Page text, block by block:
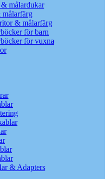
målardukar
& målarfärg
för barn
för vuxna
& Adapters